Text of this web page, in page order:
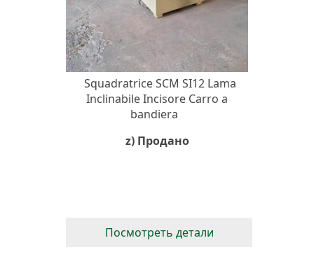
Squadratrice SCM SI12 Lama
Inclinabile Incisore Carro a
bandiera
z) Продано
Посмотреть детали